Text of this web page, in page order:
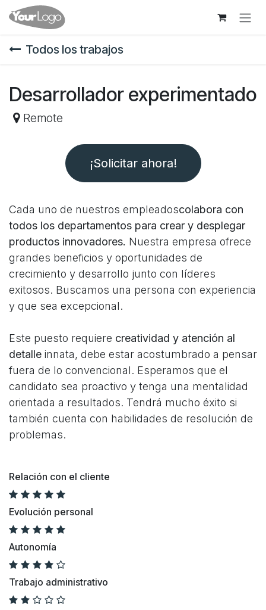
Ir al contenido
Todos los trabajos
Desarrollador experimentado
Remote
¡Solicitar ahora!
Cada uno de nuestros empleadoscolabora con
todos los departamentos para crear y desplegar
productos innovadores. Nuestra empresa ofrece
grandes beneficios y oportunidades de
crecimiento y desarrollo junto con líderes
exitosos. Buscamos una persona con experiencia
y que sea excepcional.
Este puesto requiere creatividad y atención al
detalle innata, debe estar acostumbrado a pensar
fuera de lo convencional. Esperamos que el
candidato sea proactivo y tenga una mentalidad
orientada a resultados. Tendrá mucho éxito si
también cuenta con habilidades de resolución de
problemas.
Relación con el cliente
Evolución personal
Autonomía
Trabajo administrativo